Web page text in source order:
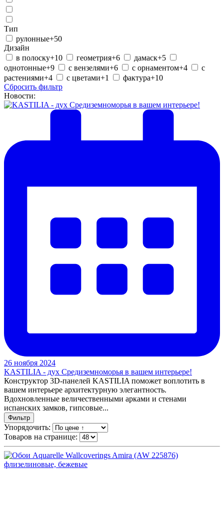
Тип
рулонные+50
Дизайн
в полоску+10 геометрия+6 дамаск+5
однотонные+9 с вензелями+6 с орнаментом+4
с
растениями+4 с цветами+1 фактура+10
Сбросить фильтр
Новости:
26 ноября 2024
KASTILIA - дух Средиземноморья в вашем интерьере!
Конструктор 3D-панелей KASTILIA поможет воплотить в
вашем интерьере архитектурную элегантность.
Вдохновленные величественными арками и стенами
испанских замков, гипсовые...
Фильтр
Упорядочить:
Товаров на странице: